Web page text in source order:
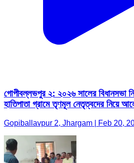
গোপীবল্লভপুর ২: ২০২৬ সালের বিধানসভা
হাতিপাতা গ্রামে তৃণমূল নেতৃত্বদের নিয়ে
Gopiballavpur 2, Jhargam | Feb 20,